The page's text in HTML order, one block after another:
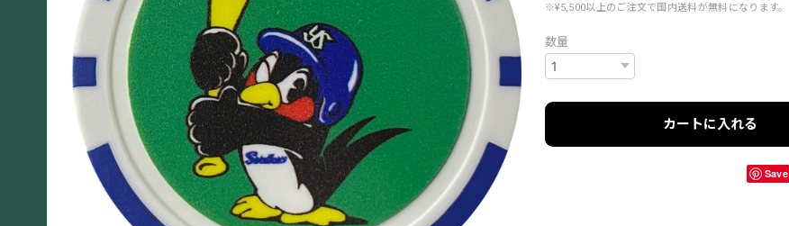
※¥5,500以上のご注文で国内送料が無料になります。
数量
カートに入れる
Save